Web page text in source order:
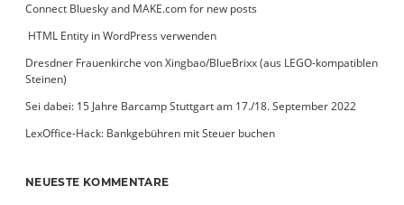
Connect Bluesky and MAKE.com for new posts
­ HTML Entity in WordPress verwenden
Dresdner Frauenkirche von Xingbao/BlueBrixx (aus LEGO-kompatiblen
Steinen)
Sei dabei: 15 Jahre Barcamp Stuttgart am 17./18. September 2022
LexOffice-Hack: Bankgebühren mit Steuer buchen
NEUESTE KOMMENTARE